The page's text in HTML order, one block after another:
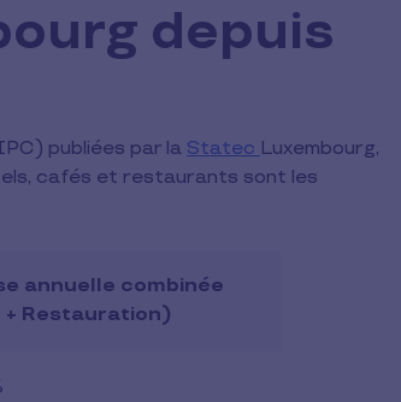
depuis
publiées par la Statec Luxembourg,
cafés et restaurants sont les
annuelle combinée
+ Restauration)